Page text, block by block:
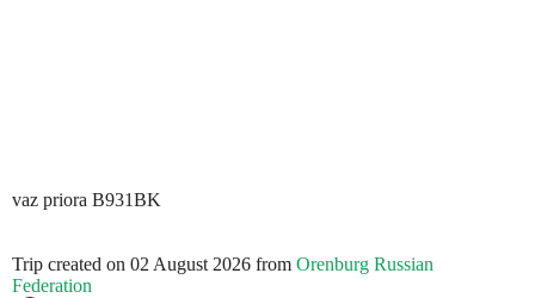
vaz priora B931BK
Trip created on 02 August 2026 from Orenburg Russian
Federation